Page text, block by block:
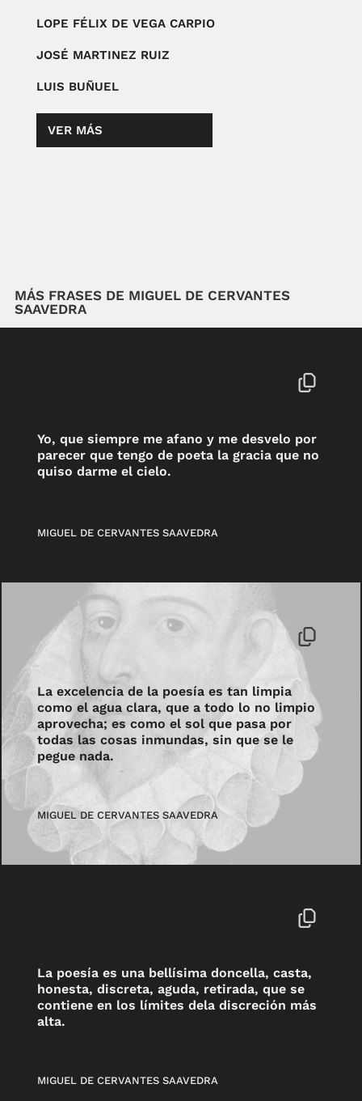
LOPE FÉLIX DE VEGA CARPIO
JOSÉ MARTINEZ RUIZ
LUIS BUÑUEL
VER MÁS
MÁS FRASES DE MIGUEL DE CERVANTES
SAAVEDRA
Yo, que siempre me afano y me desvelo por
parecer que tengo de poeta la gracia que no
quiso darme el cielo.
MIGUEL DE CERVANTES SAAVEDRA
La excelencia de la poesía es tan limpia
como el agua clara, que a todo lo no limpio
aprovecha; es como el sol que pasa por
todas las cosas inmundas, sin que se le
pegue nada.
MIGUEL DE CERVANTES SAAVEDRA
La poesía es una bellísima doncella, casta,
honesta, discreta, aguda, retirada, que se
contiene en los límites dela discreción más
alta.
MIGUEL DE CERVANTES SAAVEDRA